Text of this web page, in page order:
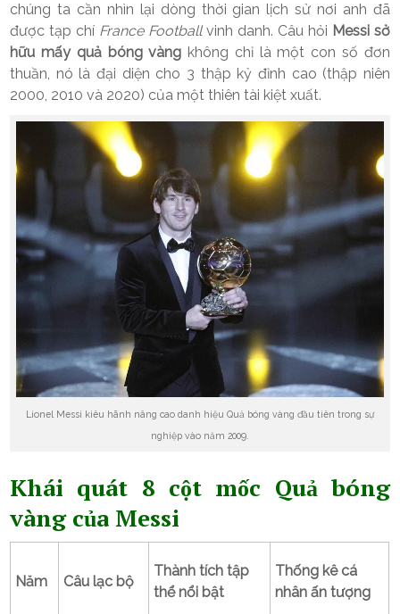
chúng ta cần nhìn lại dòng thời gian lịch sử nơi anh đã
được tạp chí France Footballvinh danh. Câu hỏi Messi sở
hữu mấy quả bóng vàng không chỉ là một con số đơn
thuần, nó là đại diện cho 3 thập kỷ đỉnh cao (thập niên
2000, 2010 và 2020) của một thiên tài kiệt xuất.
Lionel Messi kiêu hãnh nâng cao danh hiệu Quả bóng vàng đầu tiên trong sự
nghiệp vào năm 2009.
Khái quát 8 cột mốc Quả bóng
vàng của Messi
Năm Câu lạc bộ
Thành tích tập
thể nổi bật
Thống kê cá
nhân ấn tượng